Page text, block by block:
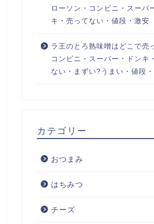
ローソン・コンビニ・スーパ
キ・売ってない・値段・激安
ラ王のとろ熟味噌はどこで売
コンビニ・スーパー・ドンキ
ない・まずい?うまい・値段・
カテゴリー
おつまみ
はちみつ
チーズ